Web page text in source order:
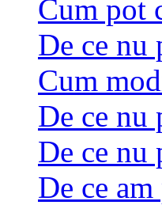
Cum pot
De ce nu
Cum
De ce nu
De ce nu
De ce